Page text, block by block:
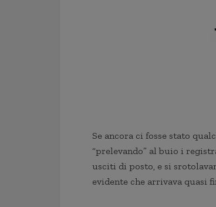
Se ancora ci fosse stato
“prelevando” al buio i
usciti di posto, e si
evidente che arrivava quasi